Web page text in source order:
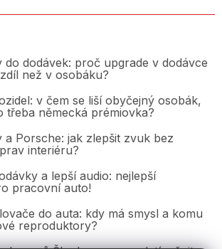
do dodávek: proč upgrade v dodávce
než v osobáku?
v čem se liší obyčejný osobák,
třeba německá prémiovka?
a Porsche: jak zlepšit zvuk bez
interiéru?
a lepší audio: nejlepší
pracovní auto!
do auta: kdy má smysl a komu
reproduktory?